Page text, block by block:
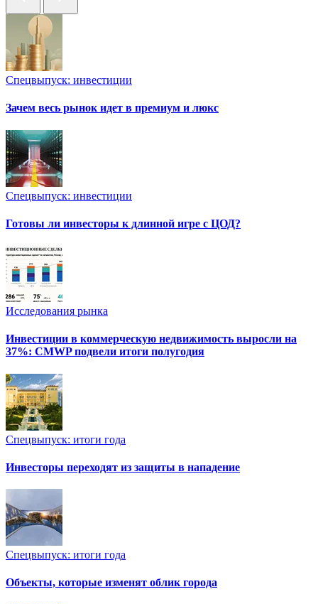
Спецвыпуск: инвестиции
Зачем весь рынок идет в премиум и люкс
Спецвыпуск: инвестиции
Готовы ли инвесторы к длинной игре с ЦОД?
Исследования рынка
Инвестиции в коммерческую недвижимость выросли на
37%: CMWP подвели итоги полугодия
Спецвыпуск: итоги года
Инвесторы переходят из защиты в нападение
Спецвыпуск: итоги года
Объекты, которые изменят облик города